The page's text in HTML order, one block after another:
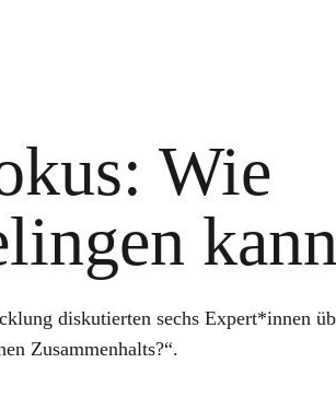
Wie
kann
diskutierten sechs Expert*innen
Zusammenhalts?“.